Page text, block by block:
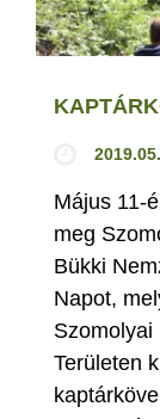
Május 11-
meg
Bükki
Napot,
Szomolyai
Területen